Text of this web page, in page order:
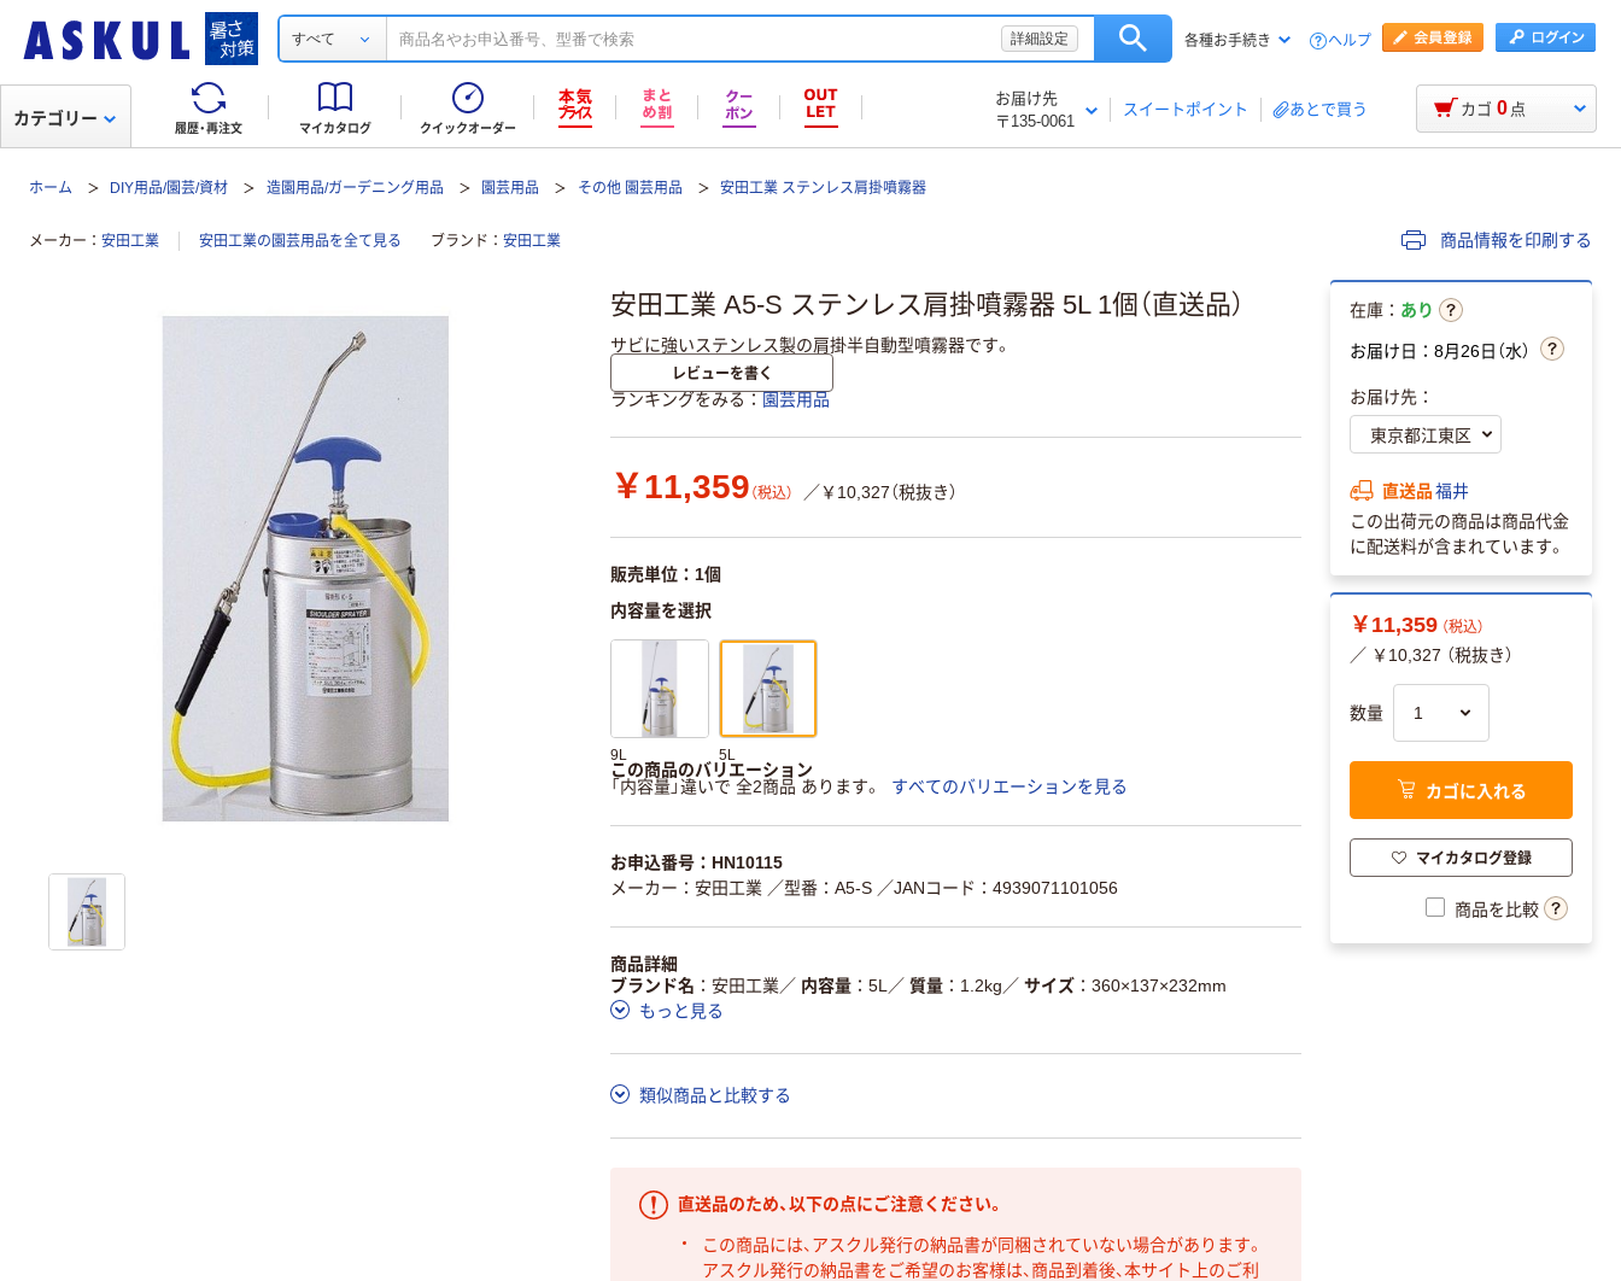
すべて 詳細設定 各種お手続き ヘルプ
履歴・再注文 マイカタログ クイックオーダー
お届け先
〒135-0061
スイートポイント あとで買う
カテゴリー カゴ 0 点
ホーム DIY用品/園芸/資材 造園用品/ガーデニング用品 園芸用品 その他 園芸用品 安田工業 ステンレス肩掛噴霧器
メーカー 安田工業 安田工業の園芸用品を全て見る ブランド 安田工業 商品情報を印刷する
安田工業 A5-S ステンレス肩掛噴霧器 5L 1個（直送品）
サビに強いステンレス製の肩掛半自動型噴霧器です。
レビューを書く
ランキングをみる 園芸用品
￥11,359 （税込） ／￥10,327（税抜き）
販売単位：1個
内容量を選択
9L 5L
この商品のバリエーション
「内容量」違いで 全2商品 あります。
すべてのバリエーションを見る
お申込番号：HN10115
メーカー：安田工業 ／型番：A5-S ／JANコード：4939071101056
商品詳細
ブランド名
安田工業 ／ 内容量 5L ／ 質量 1.2kg ／ サイズ
360×137×232mm
もっと見る
類似商品と比較する
直送品のため、以下の点にご注意ください。
この商品には、アスクル発行の納品書が同梱されていない場合があります。
アスクル発行の納品書をご希望のお客様は、商品到着後、本サイト上のご利
在庫： あり
お届け日：8月26日（水）
お届け先：
直送品福井
この出荷元の商品は商品代金
に配送料が含まれています。
￥11,359 （税込）
／ ￥10,327 （税抜き）
数量
カゴに入れる
マイカタログ登録
商品を比較